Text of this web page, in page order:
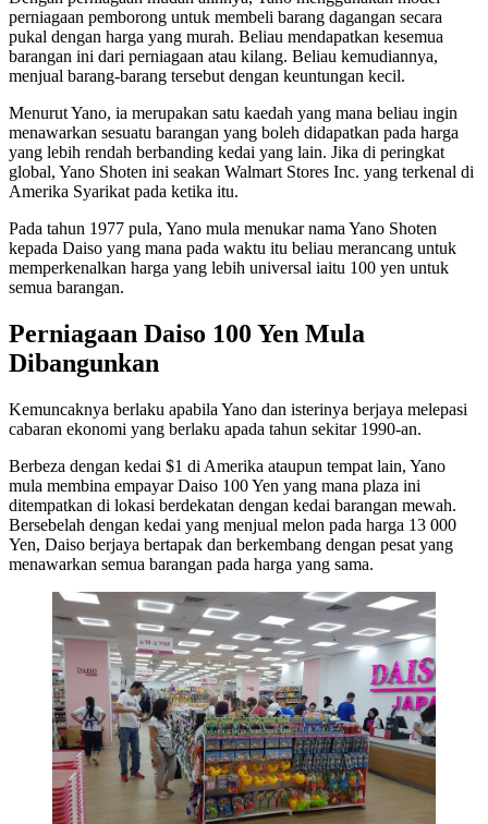
perniagaan pemborong untuk membeli barang dagangan secara
pukal dengan harga yang murah. Beliau mendapatkan kesemua
barangan ini dari perniagaan atau kilang. Beliau kemudiannya,
menjual barang-barang tersebut dengan keuntungan kecil.
Menurut Yano, ia merupakan satu kaedah yang mana beliau ingin
menawarkan sesuatu barangan yang boleh didapatkan pada harga
yang lebih rendah berbanding kedai yang lain. Jika di peringkat
global, Yano Shoten ini seakan Walmart Stores Inc. yang terkenal di
Amerika Syarikat pada ketika itu.
Pada tahun 1977 pula, Yano mula menukar nama Yano Shoten
kepada Daiso yang mana pada waktu itu beliau merancang untuk
memperkenalkan harga yang lebih universal iaitu 100 yen untuk
semua barangan.
Perniagaan Daiso 100 Yen Mula
Dibangunkan
Kemuncaknya berlaku apabila Yano dan isterinya berjaya melepasi
cabaran ekonomi yang berlaku apada tahun sekitar 1990-an.
Berbeza dengan kedai $1 di Amerika ataupun tempat lain, Yano
mula membina empayar Daiso 100 Yen yang mana plaza ini
ditempatkan di lokasi berdekatan dengan kedai barangan mewah.
Bersebelah dengan kedai yang menjual melon pada harga 13 000
Yen, Daiso berjaya bertapak dan berkembang dengan pesat yang
menawarkan semua barangan pada harga yang sama.